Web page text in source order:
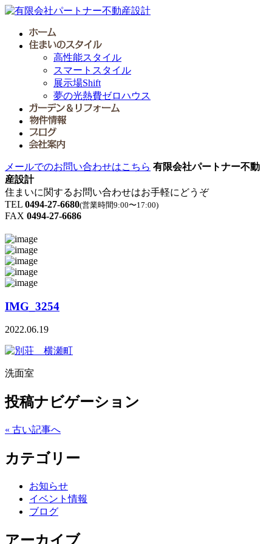
高性能スタイル
スマートスタイル
展示場Shift
夢の光熱費ゼロハウス
メールでのお問い合わせはこちら 有限会社パートナー不動
産設計
住まいに関するお問い合わせはお手軽にどうぞ
TEL 0494-27-6680(営業時間9:00〜17:00)
FAX 0494-27-6686
IMG_3254
2022.06.19
洗面室
投稿ナビゲーション
« 古い記事へ
カテゴリー
お知らせ
イベント情報
ブログ
アーカイブ